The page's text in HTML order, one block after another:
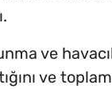
ve
ve